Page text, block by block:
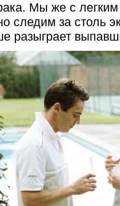
Мы же с
следим за столь
разыграет